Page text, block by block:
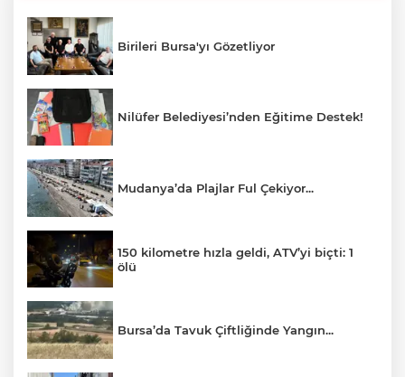
Birileri Bursa'yı Gözetliyor
Nilüfer Belediyesi’nden Eğitime Destek!
Mudanya’da Plajlar Ful Çekiyor...
150 kilometre hızla geldi, ATV’yi biçti: 1
ölü
Bursa’da Tavuk Çiftliğinde Yangın...